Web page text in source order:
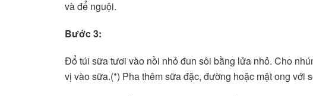
và để nguội.
Bước 3:
Đổ túi sữa tươi vào nồi nhỏ đun sôi bằng lửa nhỏ. Cho
vị vào sữa.(*) Pha thêm sữa đặc, đường hoặc mật ong với